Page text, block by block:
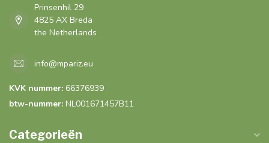
Prinsenhil 29
4825 AX Breda
the Netherlands
info@mpariz.eu
KVK nummer: 66376939
btw-nummer: NL001671457B11
Categorieën